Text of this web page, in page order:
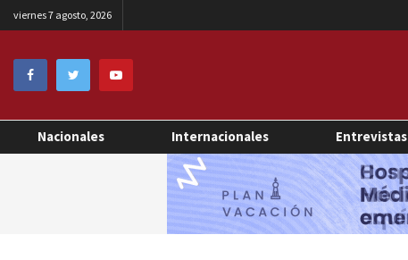
viernes 7 agosto, 2026
Nacionales Internacionales Entrevistas